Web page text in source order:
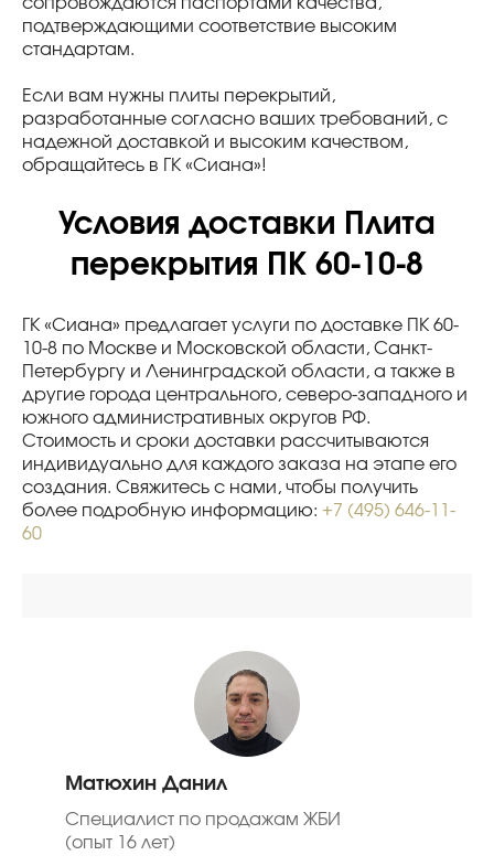
подтверждающими соответствие высоким
стандартам.
Если вам нужны плиты перекрытий,
разработанные согласно ваших требований, с
надежной доставкой и высоким качеством,
обращайтесь в ГК «Сиана»!
Условия доставки Плита
перекрытия ПК 60-10-8
ГК «Сиана» предлагает услуги по доставке ПК 60-
10-8 по Москве и Московской области, Санкт-
Петербургу и Ленинградской области, а также в
другие города центрального, северо-западного и
южного административных округов РФ.
Стоимость и сроки доставки рассчитываются
индивидуально для каждого заказа на этапе его
создания. Свяжитесь с нами, чтобы получить
более подробную информацию: +7 (495) 646-11-
60
Матюхин Данил
Специалист по продажам ЖБИ
(опыт 16 лет)